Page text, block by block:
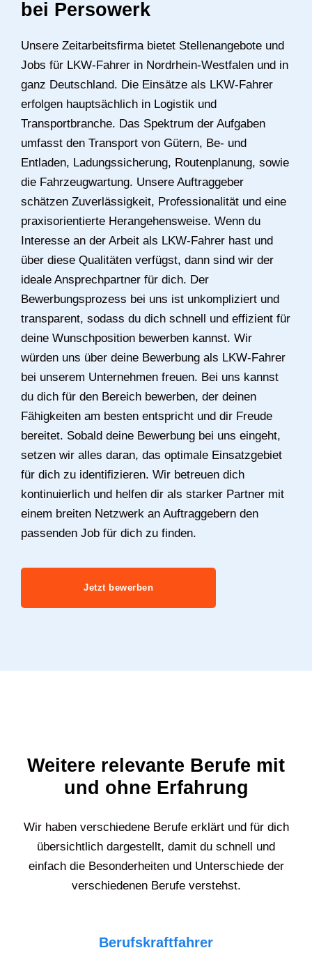
bei Persowerk
Unsere Zeitarbeitsfirma bietet Stellenangebote und
Jobs für LKW-Fahrer in Nordrhein-Westfalen und in
ganz Deutschland. Die Einsätze als LKW-Fahrer
erfolgen hauptsächlich in Logistik und
Transportbranche. Das Spektrum der Aufgaben
umfasst den Transport von Gütern, Be- und
Entladen, Ladungssicherung, Routenplanung, sowie
die Fahrzeugwartung. Unsere Auftraggeber
schätzen Zuverlässigkeit, Professionalität und eine
praxisorientierte Herangehensweise. Wenn du
Interesse an der Arbeit als LKW-Fahrer hast und
über diese Qualitäten verfügst, dann sind wir der
ideale Ansprechpartner für dich. Der
Bewerbungsprozess bei uns ist unkompliziert und
transparent, sodass du dich schnell und effizient für
deine Wunschposition bewerben kannst. Wir
würden uns über deine Bewerbung als LKW-Fahrer
bei unserem Unternehmen freuen. Bei uns kannst
du dich für den Bereich bewerben, der deinen
Fähigkeiten am besten entspricht und dir Freude
bereitet. Sobald deine Bewerbung bei uns eingeht,
setzen wir alles daran, das optimale Einsatzgebiet
für dich zu identifizieren. Wir betreuen dich
kontinuierlich und helfen dir als starker Partner mit
einem breiten Netzwerk an Auftraggebern den
passenden Job für dich zu finden.
Jetzt bewerben
Weitere relevante Berufe mit
und ohne Erfahrung
Wir haben verschiedene Berufe erklärt und für dich
übersichtlich dargestellt, damit du schnell und
einfach die Besonderheiten und Unterschiede der
verschiedenen Berufe verstehst.
Berufskraftfahrer